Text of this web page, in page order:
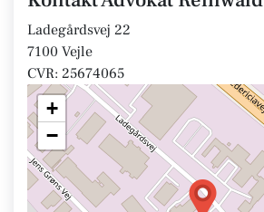
Ladegårdsvej 22
7100 Vejle
CVR: 25674065
+
−